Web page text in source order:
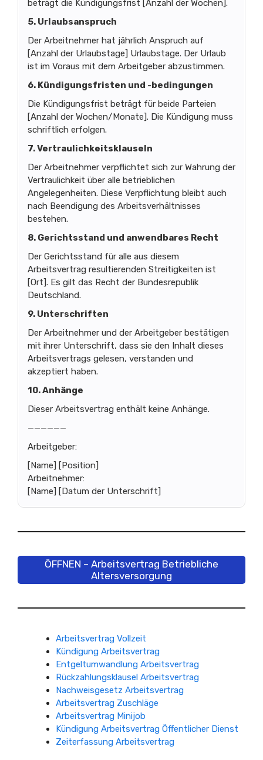
beträgt die Kündigungsfrist [Anzahl der Wochen].
5. Urlaubsanspruch
Der Arbeitnehmer hat jährlich Anspruch auf
[Anzahl der Urlaubstage] Urlaubstage. Der Urlaub
ist im Voraus mit dem Arbeitgeber abzustimmen.
6. Kündigungsfristen und -bedingungen
Die Kündigungsfrist beträgt für beide Parteien
[Anzahl der Wochen/Monate]. Die Kündigung muss
schriftlich erfolgen.
7. Vertraulichkeitsklauseln
Der Arbeitnehmer verpflichtet sich zur Wahrung der
Vertraulichkeit über alle betrieblichen
Angelegenheiten. Diese Verpflichtung bleibt auch
nach Beendigung des Arbeitsverhältnisses
bestehen.
8. Gerichtsstand und anwendbares Recht
Der Gerichtsstand für alle aus diesem
Arbeitsvertrag resultierenden Streitigkeiten ist
[Ort]. Es gilt das Recht der Bundesrepublik
Deutschland.
9. Unterschriften
Der Arbeitnehmer und der Arbeitgeber bestätigen
mit ihrer Unterschrift, dass sie den Inhalt dieses
Arbeitsvertrags gelesen, verstanden und
akzeptiert haben.
10. Anhänge
Dieser Arbeitsvertrag enthält keine Anhänge.
——————
Arbeitgeber:
[Name] [Position]
Arbeitnehmer:
[Name] [Datum der Unterschrift]
ÖFFNEN – Arbeitsvertrag Betriebliche
Altersversorgung
Arbeitsvertrag Vollzeit
Kündigung Arbeitsvertrag
Entgeltumwandlung Arbeitsvertrag
Rückzahlungsklausel Arbeitsvertrag
Nachweisgesetz Arbeitsvertrag
Arbeitsvertrag Zuschläge
Arbeitsvertrag Minijob
Kündigung Arbeitsvertrag Öffentlicher Dienst
Zeiterfassung Arbeitsvertrag